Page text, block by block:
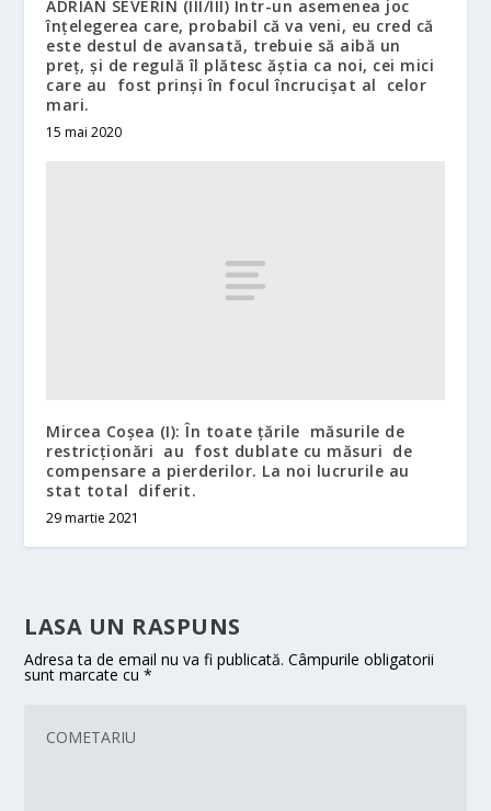
ADRIAN SEVERIN (III/III) Într-un asemenea joc
înțelegerea care, probabil că va veni, eu cred că
este destul de avansată, trebuie să aibă un
preț, și de regulă îl plătesc ăștia ca noi, cei mici
care au fost prinși în focul încrucișat al celor
mari.
15 mai 2020
Mircea Coșea (I): În toate țările măsurile de
restricționări au fost dublate cu măsuri de
compensare a pierderilor. La noi lucrurile au
stat total diferit.
29 martie 2021
LASA UN RASPUNS
Adresa ta de email nu va fi publicată. Câmpurile obligatorii
sunt marcate cu*